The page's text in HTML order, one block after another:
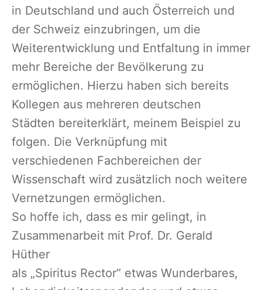
in Deutschland und auch Österreich und
der Schweiz einzubringen, um die
Weiterentwicklung und Entfaltung in immer
mehr Bereiche der Bevölkerung zu
ermöglichen. Hierzu haben sich bereits
Kollegen aus mehreren deutschen
Städten bereiterklärt, meinem Beispiel zu
folgen. Die Verknüpfung mit
verschiedenen Fachbereichen der
Wissenschaft wird zusätzlich noch weitere
Vernetzungen ermöglichen.
So hoffe ich, dass es mir gelingt, in
Zusammenarbeit mit Prof. Dr. Gerald
Hüther
als „Spiritus Rector“ etwas Wunderbares,